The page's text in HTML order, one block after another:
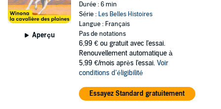
Aperçu
Durée : 6 min
Série : Les Belles Histoires
Langue : Français
Pas de notations
6,99 € ou gratuit avec l'essai.
Renouvellement automatique à
5,99 €/mois après l'essai. Voir
conditions d'éligibilité
Essayez Standard gratuitement